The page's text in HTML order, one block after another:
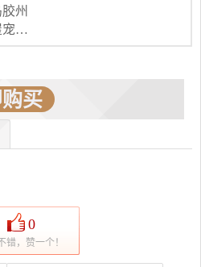
州
生产厂家名称：鸠鸽鸟屋宠物用品有限公司
买
0
错，赞一个！